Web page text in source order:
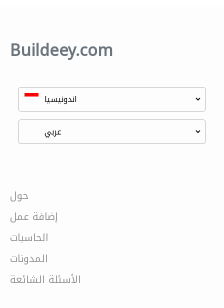
Buildeey.com
حول
إضافة عمل
الحاسبات
المدونات
الأسئلة الشائعة